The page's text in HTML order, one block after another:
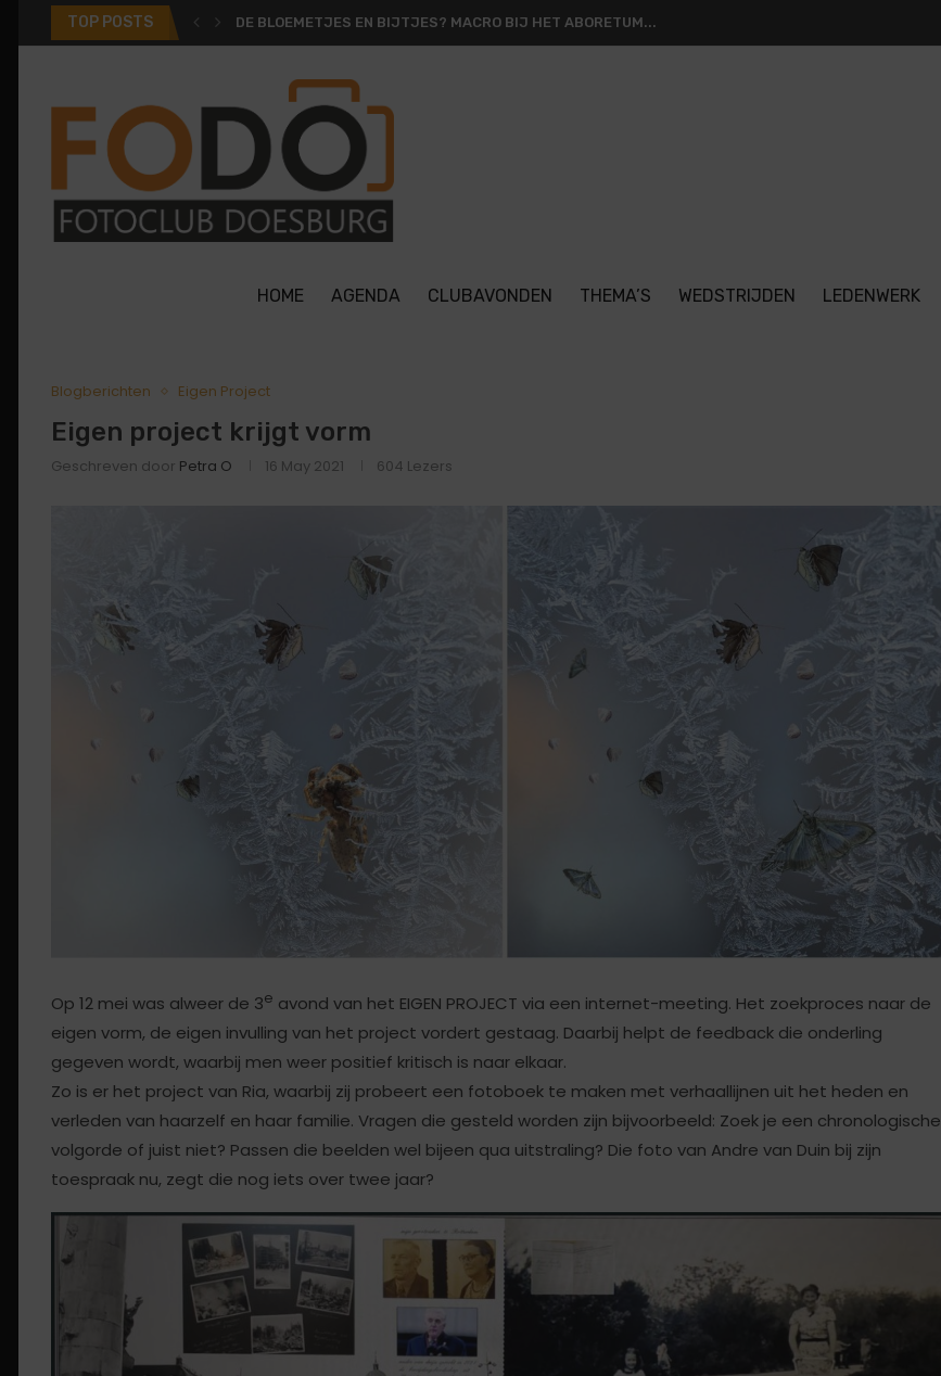
TOP POSTS DE BLOEMETJES EN BIJTJES? MACRO BIJ HET ABORETUM...
HOME AGENDA CLUBAVONDEN THEMA’S WEDSTRIJDEN LEDENWERK
Blogberichten Eigen Project
Eigen project krijgt vorm
Geschreven door Petra O 16 May 2021 604 Lezers
Op 12 mei was alweer de 3e avond van het EIGEN PROJECT via een internet-meeting. Het zoekproces naar de
eigen vorm, de eigen invulling van het project vordert gestaag. Daarbij helpt de feedback die onderling
gegeven wordt, waarbij men weer positief kritisch is naar elkaar.
Zo is er het project van Ria, waarbij zij probeert een fotoboek te maken met verhaallijnen uit het heden en
verleden van haarzelf en haar familie. Vragen die gesteld worden zijn bijvoorbeeld: Zoek je een chronologische
volgorde of juist niet? Passen die beelden wel bijeen qua uitstraling? Die foto van Andre van Duin bij zijn
toespraak nu, zegt die nog iets over twee jaar?